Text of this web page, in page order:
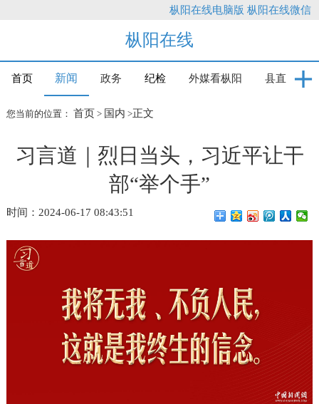
枞阳在线电脑版 枞阳在线微信
枞阳在线
首页 新闻 政务 纪检 外媒看枞阳 县直
您当前的位置： 首页 > 国内 >正文
习言道｜烈日当头，习近平让干
部“举个手”
时间：2024-06-17 08:43:51